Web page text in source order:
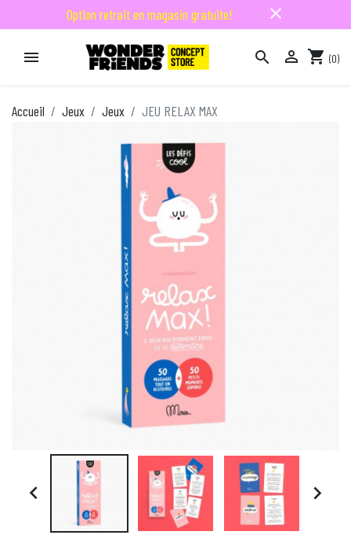
Option retrait en magasin gratuite! close
   shopping_cart (0)
Accueil Jeux Jeux JEU RELAX MAX
 